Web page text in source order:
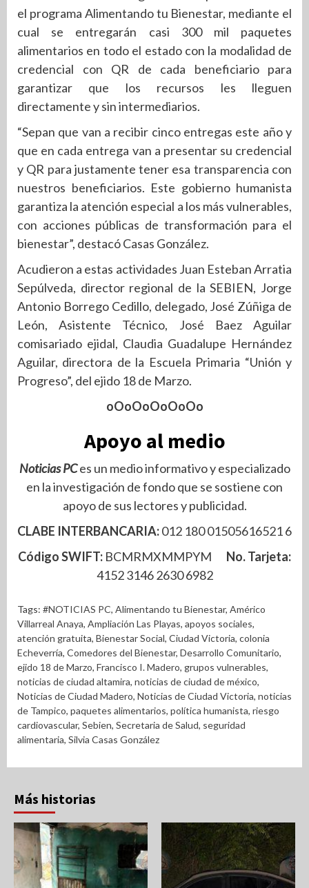
el programa Alimentando tu Bienestar, mediante el
cual se entregarán casi 300 mil paquetes
alimentarios en todo el estado con la modalidad de
credencial con QR de cada beneficiario para
garantizar que los recursos les lleguen
directamente y sin intermediarios.
“Sepan que van a recibir cinco entregas este año y
que en cada entrega van a presentar su credencial
y QR para justamente tener esa transparencia con
nuestros beneficiarios. Este gobierno humanista
garantiza la atención especial a los más vulnerables,
con acciones públicas de transformación para el
bienestar”, destacó Casas González.
Acudieron a estas actividades Juan Esteban Arratia
Sepúlveda, director regional de la SEBIEN, Jorge
Antonio Borrego Cedillo, delegado, José Zúñiga de
León, Asistente Técnico, José Baez Aguilar
comisariado ejidal, Claudia Guadalupe Hernández
Aguilar, directora de la Escuela Primaria “Unión y
Progreso”, del ejido 18 de Marzo.
oOoOoOoOoOo
Apoyo al medio
Noticias PCes un medio informativo y especializado
en la investigación de fondo que se sostiene con
apoyo de sus lectores y publicidad.
CLABE INTERBANCARIA:012 180 01505616521 6
Código SWIFT: BCMRMXMMPYM No. Tarjeta:
4152 3146 2630 6982
Tags: #NOTICIAS PC, Alimentando tu Bienestar, Américo
Villarreal Anaya, Ampliación Las Playas, apoyos sociales,
atención gratuita, Bienestar Social, Ciudad Victoria, colonia
Echeverría, Comedores del Bienestar, Desarrollo Comunitario,
ejido 18 de Marzo, Francisco I. Madero, grupos vulnerables,
noticias de ciudad altamira, noticias de ciudad de méxico,
Noticias de Ciudad Madero, Noticias de Ciudad Victoria, noticias
de Tampico, paquetes alimentarios, política humanista, riesgo
cardiovascular, Sebien, Secretaria de Salud, seguridad
alimentaria, Silvia Casas González
Más historias